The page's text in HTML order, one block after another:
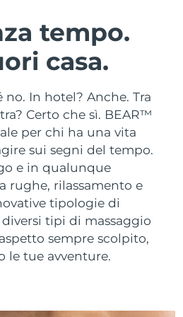
tempo.
casa.
no. In hotel? Anche. Tra
Certo che sì. BEAR™
per chi ha una vita
sui segni del tempo.
e in qualunque
rughe, rilassamento e
tipologie di
tipi di massaggio
sempre scolpito,
le tue avventure.
4 pacchetto
massage
4 Plus
heating
4 Men
2 pacchetto
toning
2 go
toning on-the-go
2 eyes & lips
pacchetto
hydration
LED
Igiene orale
sonic toothbrush
plus
AGE FAQ™
NEW
Consegna stimata
Consegna stimata
Consegna stimata16/08/2026
Consegna stimata13/08/2026
Consegna stimata 15/08/2026
Consegna stimata10/08/2026